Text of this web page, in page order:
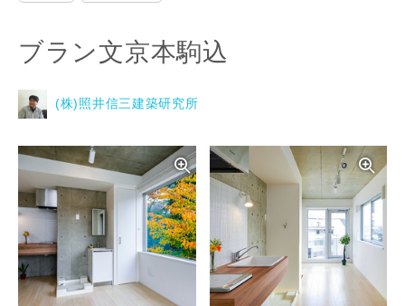
ブラン文京本駒込
(株)照井信三建築研究所
写真を拡大する